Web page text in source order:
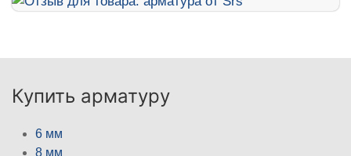
Купить арматуру
6 мм
8 мм